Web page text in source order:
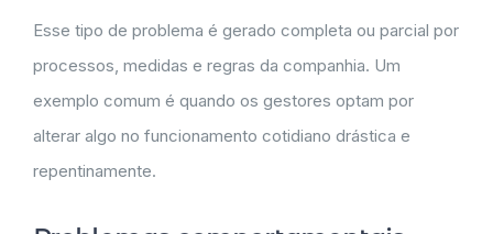
Esse tipo de problema é gerado completa ou parcial por
processos, medidas e regras da companhia. Um
exemplo comum é quando os gestores optam por
alterar algo no funcionamento cotidiano drástica e
repentinamente.